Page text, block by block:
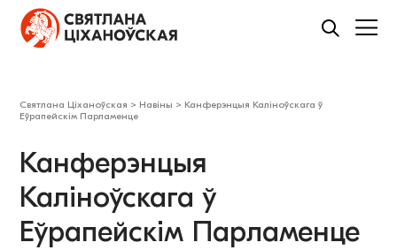
Святлана Ціханоўская > Навіны > Канферэнцыя Каліноўскага ў
Еўрапейскім Парламенце
Канферэнцыя
Каліноўскага ў
Еўрапейскім Парламенце